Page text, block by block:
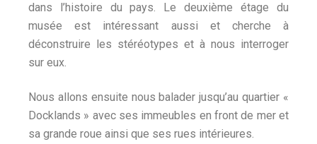
dans l’histoire du pays.
Le deuxième étage du
musée est intéressant aussi et cherche à
déconstruire les stéréotypes et à nous interroger
sur eux.
Nous allons ensuite nous balader jusqu’au quartier «
Docklands » avec ses immeubles en front de mer et
sa grande roue ainsi que ses rues intérieures.